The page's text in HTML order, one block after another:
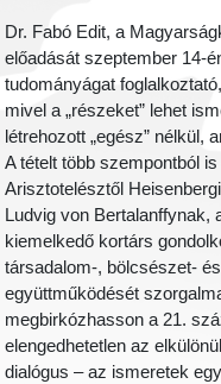
Dr. Fabó Edit, a
előadását szeptember 14-
tudományágat
mivel a „részeket” lehet
létrehozott „egész” nélkül,
A tételt több szempontból
Arisztotelésztől
Ludvig von Bertalanffynak,
kiemelkedő kortárs
társadalom-, bölcsészet-
együttműködését
megbirkózhasson a 21.
elengedhetetlen az
dialógus – az ismeretek